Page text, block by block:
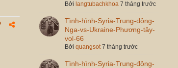
Bởi langtubachkhoa 7 tháng trước
Tình-hình-Syria-Trung-đông-
Nga-vs-Ukraine-Phương-tây-
vol-66
Bởi quangsot 7 tháng trước
Tình-hình-Syria-Trung-đông-